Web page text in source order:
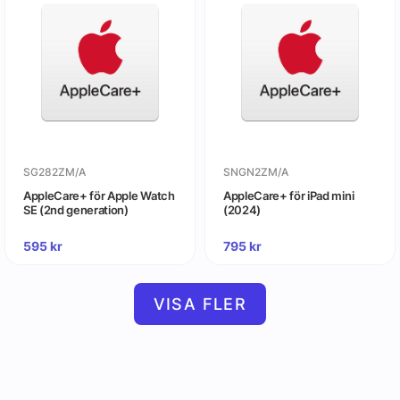
SG282ZM/A
AppleCare+ för Apple Watch
SE (2nd generation)
595kr
SNGN2ZM/A
AppleCare+ för iPad mini
(2024)
795kr
VISA FLER